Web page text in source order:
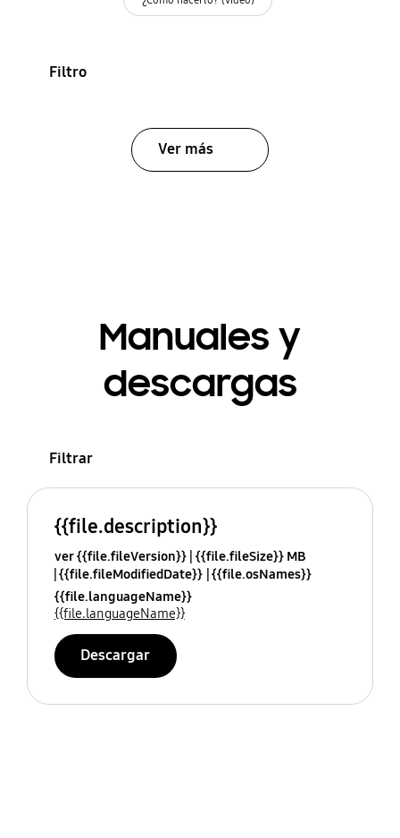
Filtro
Ver más
Manuales y
descargas
Filtrar
{{file.description}}
ver {{file.fileVersion}} {{file.fileSize}} MB
{{file.fileModifiedDate}} {{file.osNames}}
{{file.languageName}}
{{file.languageName}}
Descargar